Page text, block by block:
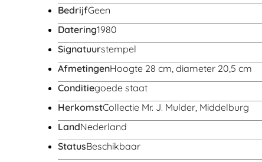
BedrijfGeen
Datering1980
Signatuurstempel
AfmetingenHoogte 28 cm, diameter 20,5 cm
Conditiegoede staat
HerkomstCollectie Mr. J. Mulder, Middelburg
LandNederland
StatusBeschikbaar